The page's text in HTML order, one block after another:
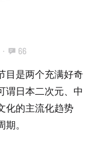
· 66
目是两个充满好奇
谓日本二次元、中
化的主流化趋势
。